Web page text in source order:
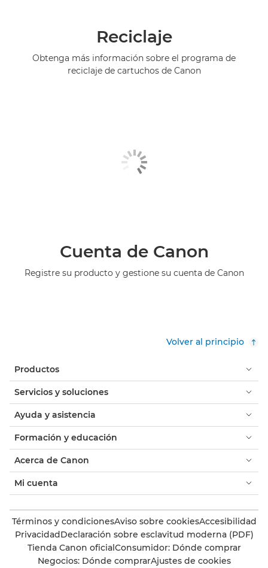
Reciclaje
Obtenga más información sobre el programa de
reciclaje de cartuchos de Canon
Cuenta de Canon
Registre su producto y gestione su cuenta de Canon
Volver al principio
Productos
Servicios y soluciones
Ayuda y asistencia
Formación y educación
Acerca de Canon
Mi cuenta
Términos y condicionesAviso sobre cookiesAccesibilidad
PrivacidadDeclaración sobre esclavitud moderna (PDF)
Tienda Canon oficialConsumidor: Dónde comprar
Negocios: Dónde comprarAjustes de cookies